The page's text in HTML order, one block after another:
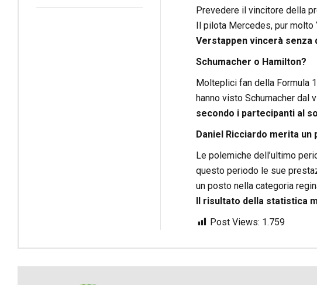
Prevedere il vincitore della
Il pilota Mercedes, pur
Verstappen vincerà senza
Schumacher o Hamilton?
Molteplici fan della Formula
hanno visto Schumacher dal
secondo i partecipanti al
Daniel Ricciardo merita un
Le polemiche dell’ultimo
questo periodo le sue
un posto nella categoria
Il risultato della statistica
Post Views: 1.759